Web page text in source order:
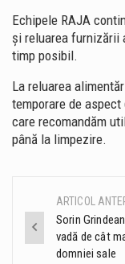
Echipele RAJA
și reluarea
timp posibil.
La reluarea
temporare de
care recomandăm
până la limpezire.
PostARTICOL
Sorin
vadă de cât
domniei sale